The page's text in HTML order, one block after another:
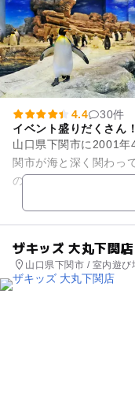
4.4
30件
イベント盛りだくさん
山口県下関市に2001
関市が海と深く関わっ
のち」をメインコンセ
ザキッズ 大丸下関店
山口県下関市 / 室内遊び